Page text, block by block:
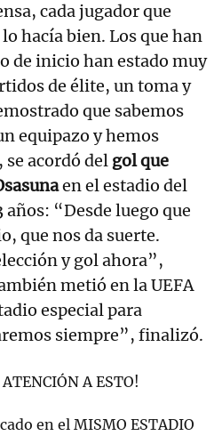
cada jugador que
hacía bien. Los que han
de inicio han estado muy
de élite, un toma y
que sabemos
equipazo y hemos
acordó del gol que
en el estadio del
“Desde luego que
que nos da suerte.
y gol ahora”,
metió en la UEFA
especial para
siempre”, finalizó.
A ESTO!
en el MISMO ESTADIO